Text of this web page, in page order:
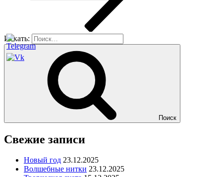
Искать:
Поиск
Свежие записи
Новый год 23.12.2025
Волшебные нитки 23.12.2025